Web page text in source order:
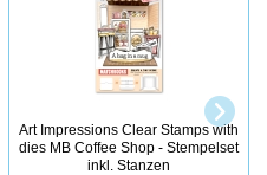
Art Impressions Clear Stamps with
dies MB Coffee Shop - Stempelset
inkl. Stanzen